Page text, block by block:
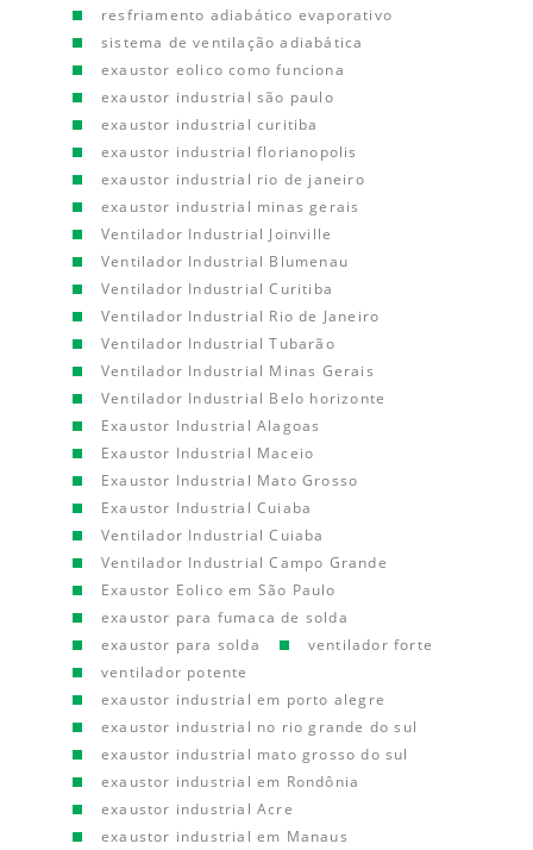
resfriamento adiabático evaporativo
sistema de ventilação adiabática
exaustor eolico como funciona
exaustor industrial são paulo
exaustor industrial curitiba
exaustor industrial florianopolis
exaustor industrial rio de janeiro
exaustor industrial minas gerais
Ventilador Industrial Joinville
Ventilador Industrial Blumenau
Ventilador Industrial Curitiba
Ventilador Industrial Rio de Janeiro
Ventilador Industrial Tubarão
Ventilador Industrial Minas Gerais
Ventilador Industrial Belo horizonte
Exaustor Industrial Alagoas
Exaustor Industrial Maceio
Exaustor Industrial Mato Grosso
Exaustor Industrial Cuiaba
Ventilador Industrial Cuiaba
Ventilador Industrial Campo Grande
Exaustor Eolico em São Paulo
exaustor para fumaca de solda
exaustor para solda
ventilador forte
ventilador potente
exaustor industrial em porto alegre
exaustor industrial no rio grande do sul
exaustor industrial mato grosso do sul
exaustor industrial em Rondônia
exaustor industrial Acre
exaustor industrial em Manaus